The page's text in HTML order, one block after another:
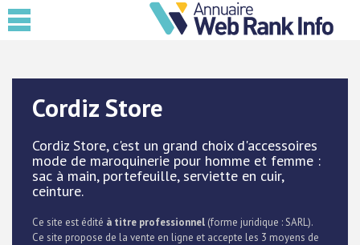
Cordiz Store
Cordiz Store, c'est un grand choix d'accessoires
mode de maroquinerie pour homme et femme :
sac à main, portefeuille, serviette en cuir,
ceinture.
Ce site est édité à titre professionnel (forme juridique : SARL).
Ce site propose de la vente en ligne et accepte les 3 moyens de